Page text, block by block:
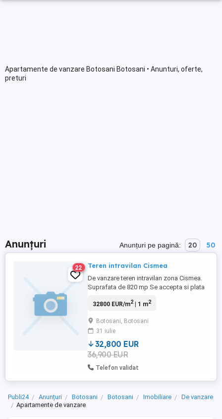
Apartamente de vanzare Botosani Botosani • Anunturi, oferte,
preturi
Anunțuri Anunțuri pe pagină: 20 50
22 Teren intravilan Cismea
De vanzare teren intravilan zona Cismea.
Suprafata de 820 mp Se accepta si plata
32800 EUR/m2| 1 m2
Botosani, Botosani
31 iulie
32,800 EUR
36,900 EUR
Telefon validat
Publi24 Anunțuri Botosani Botosani Imobiliare
De vanzare
Apartamente de vanzare